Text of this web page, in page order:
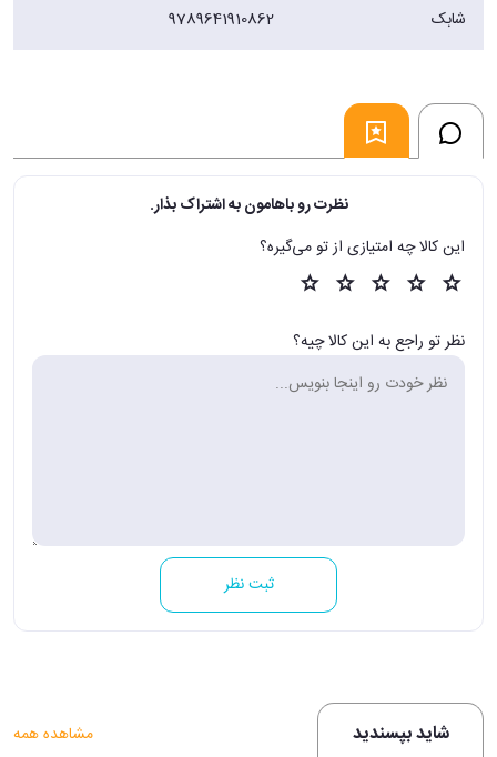
شابک 9789641910862
نظرت رو باهامون به اشتراک بذار.
این کالا چه امتیازی از تو می‌گیره؟
نظر تو راجع به این کالا چیه؟
ثبت نظر
شاید بپسندید مشاهده همه